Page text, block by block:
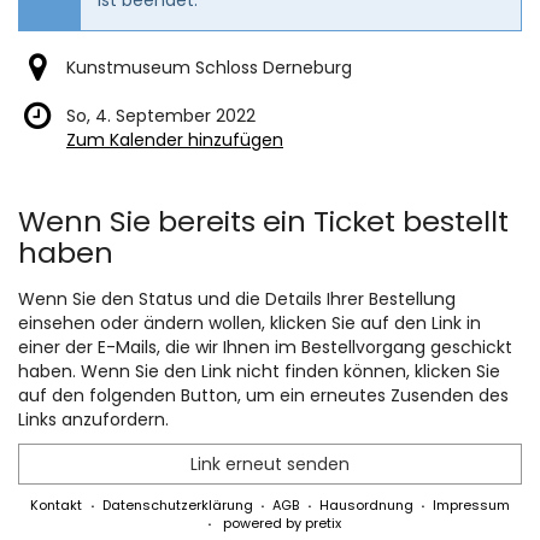
Kunstmuseum Schloss Derneburg
So, 4. September 2022
Zum Kalender hinzufügen
Wenn Sie bereits ein Ticket bestellt
haben
Wenn Sie den Status und die Details Ihrer Bestellung
einsehen oder ändern wollen, klicken Sie auf den Link in
einer der E-Mails, die wir Ihnen im Bestellvorgang geschickt
haben. Wenn Sie den Link nicht finden können, klicken Sie
auf den folgenden Button, um ein erneutes Zusenden des
Links anzufordern.
Link erneut senden
Kontakt Datenschutzerklärung AGB Hausordnung
Impressum
powered by pretix